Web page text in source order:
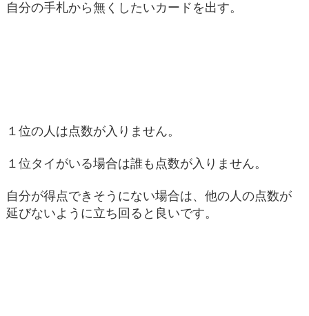
自分の手札から無くしたいカードを出す。
１位の人は点数が入りません。
１位タイがいる場合は誰も点数が入りません。
自分が得点できそうにない場合は、他の人の点数が
延びないように立ち回ると良いです。